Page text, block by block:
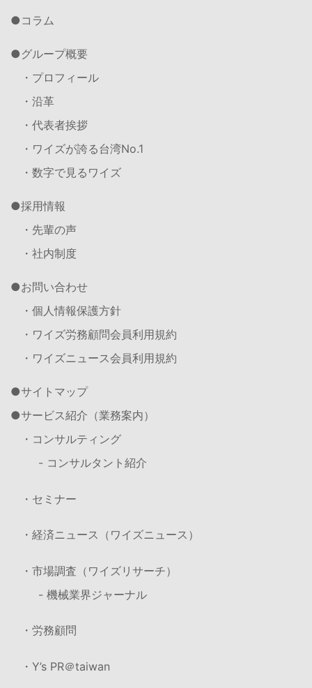
コラム
グループ概要
・プロフィール
・沿革
・代表者挨拶
・ワイズが誇る台湾No.1
・数字で見るワイズ
採用情報
・先輩の声
・社内制度
お問い合わせ
・個人情報保護方針
・ワイズ労務顧問会員利用規約
・ワイズニュース会員利用規約
サイトマップ
サービス紹介（業務案内）
・コンサルティング
- コンサルタント紹介
・セミナー
・経済ニュース（ワイズニュース）
・市場調査（ワイズリサーチ）
- 機械業界ジャーナル
・労務顧問
・Y’s PR＠taiwan